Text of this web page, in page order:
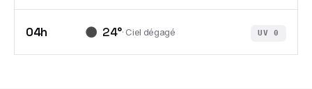
04h 24°· Ciel dégagé UV0